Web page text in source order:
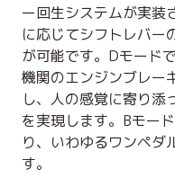
ー回生システムが実装
に応じてシフトレバー
が可能です。Dモード
機関のエンジンブレー
し、人の感覚に寄り添
を実現します。Bモー
り、いわゆるワンペダ
す。